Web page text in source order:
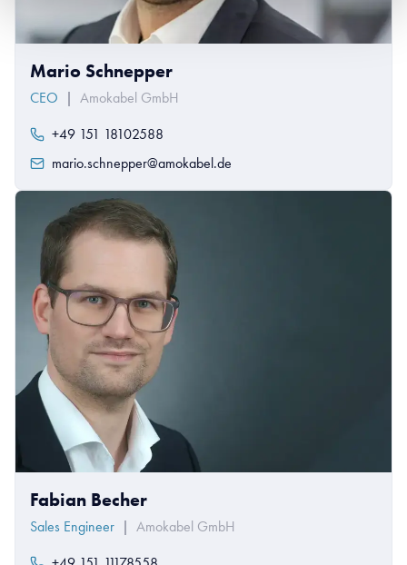
Mario Schnepper
CEO | Amokabel GmbH
+49 151 18102588
mario.schnepper@amokabel.de
Fabian Becher
Sales Engineer | Amokabel GmbH